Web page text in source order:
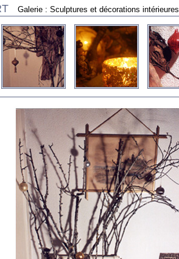
Galerie : Sculptures et décorations intérieures